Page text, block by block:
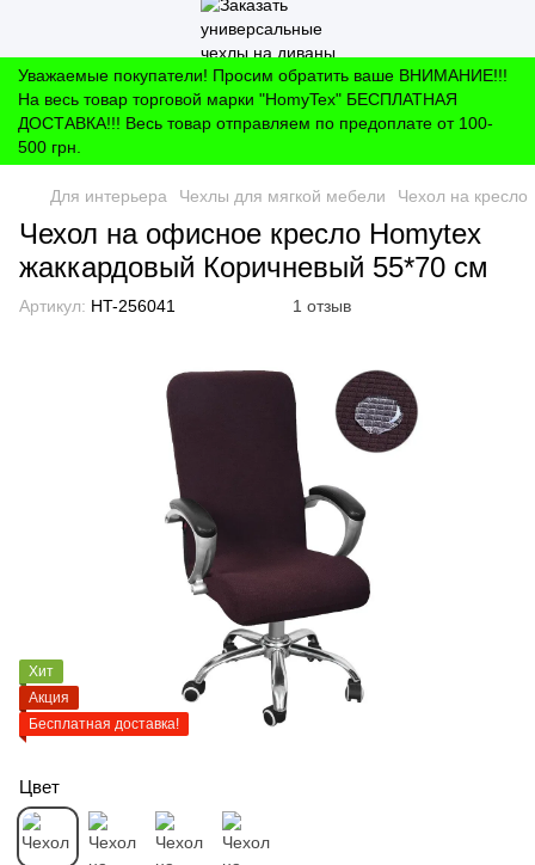
Уважаемые покупатели! Просим обратить ваше ВНИМАНИЕ!!!
На весь товар торговой марки "HomyTex" БЕСПЛАТНАЯ
ДОСТАВКА!!! Весь товар отправляем по предоплате от 100-
500 грн.
Для интерьера Чехлы для мягкой мебели Чехол на кресло
Чехол на офисное кресло Homytex
жаккардовый Коричневый 55*70 см
Артикул: HT-256041 1 отзыв
Хит
Акция
Бесплатная доставка!
Цвет